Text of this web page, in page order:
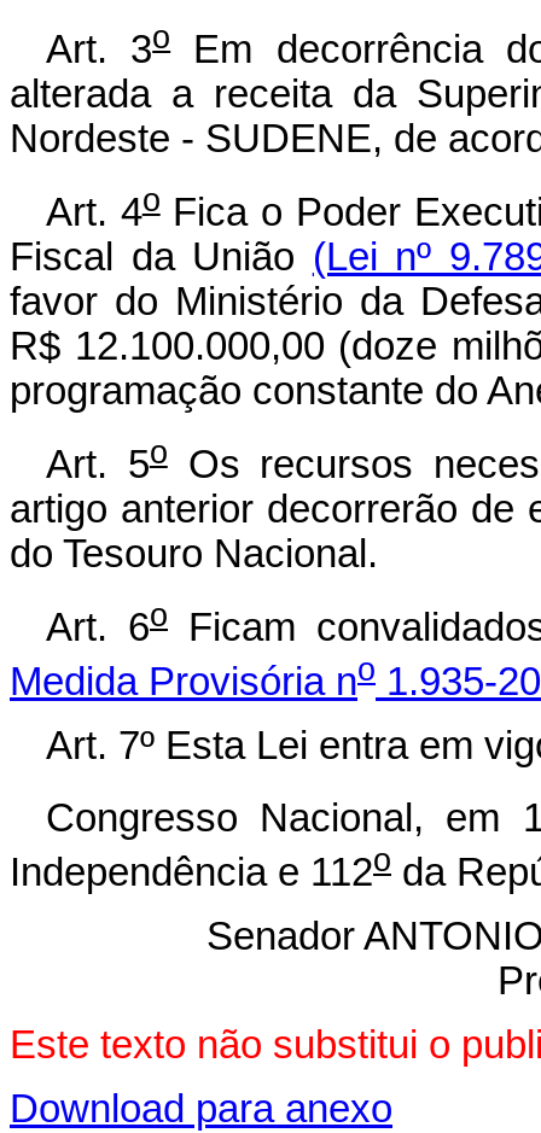
Art. 3oEm decorrência
alterada a receita da
Nordeste - SUDENE, de
Art. 4oFica o Poder
Fiscal da União (Lei nº
favor do Ministério da
R$ 12.100.000,00 (doze
programação constante do
Art. 5oOs recursos
artigo anterior decorrerão de
do Tesouro Nacional.
Art. 6o
Ficam
Medida Provisória no 1.935-
Art. 7º Esta Lei entra em
Congresso Nacional, em
Independência e 112o da
Senador
Este texto não substitui o
Download para anexo